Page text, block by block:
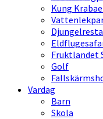
Kung
Fruktlandet
Golf
Vardag
Barn
Skola